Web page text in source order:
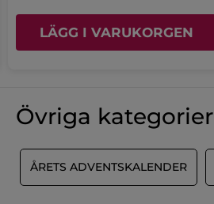
LÄGG I VARUKORGEN
Övriga kategorier
ÅRETS ADVENTSKALENDER